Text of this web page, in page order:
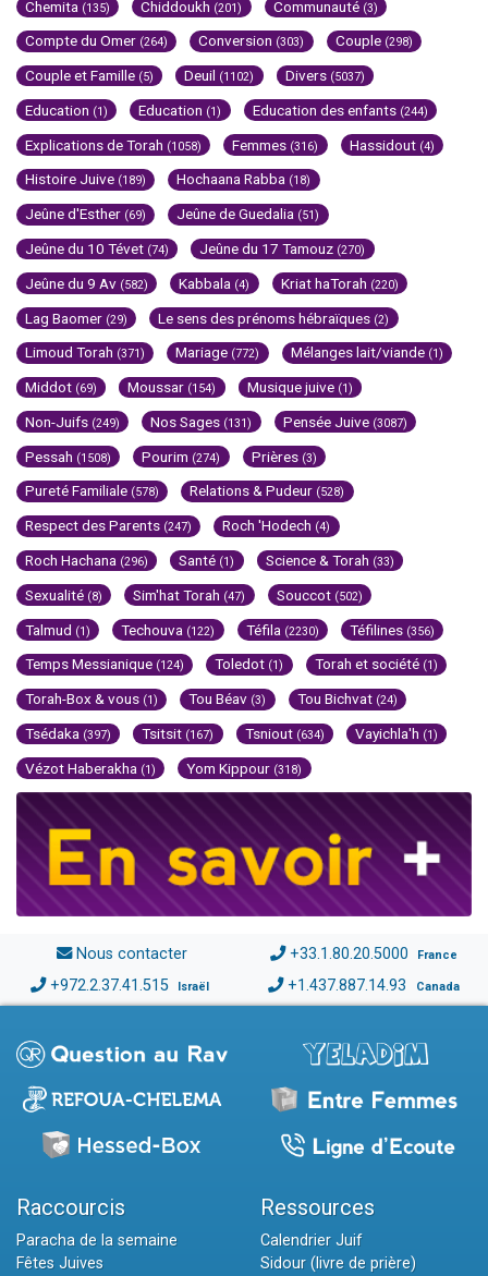
Chemita (135) Chiddoukh (201) Communauté (3)
Compte du Omer (264) Conversion (303) Couple (298)
Couple et Famille (5) Deuil (1102) Divers (5037)
Education (1) Education (1) Education des enfants (244)
Explications de Torah (1058) Femmes (316) Hassidout (4)
Histoire Juive (189) Hochaana Rabba (18)
Jeûne d'Esther (69) Jeûne de Guedalia (51)
Jeûne du 10 Tévet (74) Jeûne du 17 Tamouz (270)
Jeûne du 9 Av (582) Kabbala (4) Kriat haTorah (220)
Lag Baomer (29) Le sens des prénoms hébraïques (2)
Limoud Torah (371) Mariage (772) Mélanges lait/viande (1)
Middot (69) Moussar (154) Musique juive (1)
Non-Juifs (249) Nos Sages (131) Pensée Juive (3087)
Pessah (1508) Pourim (274) Prières (3)
Pureté Familiale (578) Relations & Pudeur (528)
Respect des Parents (247) Roch 'Hodech (4)
Roch Hachana (296) Santé (1) Science & Torah (33)
Sexualité (8) Sim'hat Torah (47) Souccot (502)
Talmud (1) Techouva (122) Téfila (2230) Téfilines (356)
Temps Messianique (124) Toledot (1) Torah et société (1)
Torah-Box & vous (1) Tou Béav (3) Tou Bichvat (24)
Tsédaka (397) Tsitsit (167) Tsniout (634) Vayichla'h (1)
Vézot Haberakha (1) Yom Kippour (318)
Nous contacter +33.1.80.20.5000 France
+972.2.37.41.515 Israël +1.437.887.14.93 Canada
Raccourcis
Paracha de la semaine
Fêtes Juives
Ressources
Calendrier Juif
Sidour (livre de prière)